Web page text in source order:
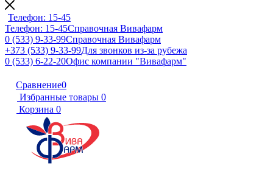
Телефон: 15-45
Телефон: 15-45Справочная Вивафарм
0 (533) 9-33-99Справочная Вивафарм
+373 (533) 9-33-99Для звонков из-за рубежа
0 (533) 6-22-20Офис компании "Вивафарм"
Сравнение0
Избранные товары 0
Корзина 0